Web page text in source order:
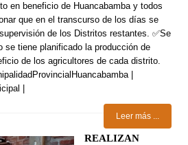
en beneficio de Huancabamba y todos
que en el transcurso de los días se
de los Distritos restantes. ✅Se
se tiene planificado la producción de
de los agricultores de cada distrito.
|
|
Leer más ...
REALIZAN